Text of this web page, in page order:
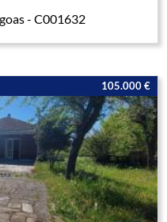
- C001632
105.000 €